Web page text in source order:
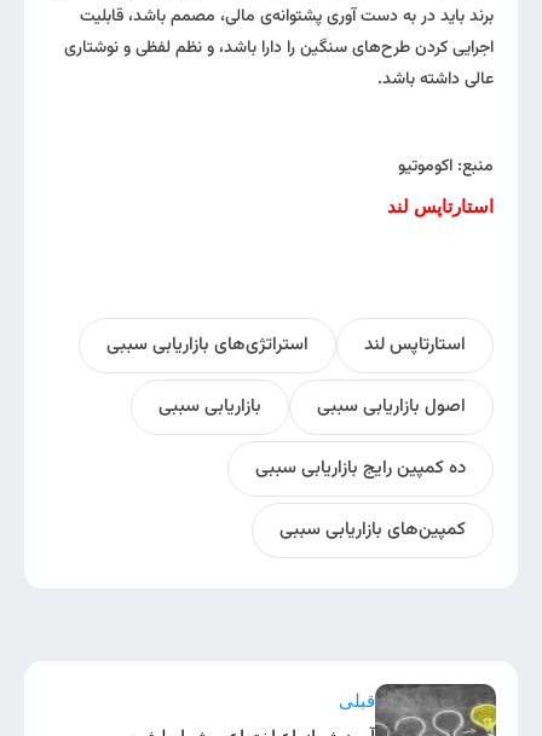
برند باید در به‌ دست آوری پشتوانه‌ی مالی، مصمم باشد، قابلیت
اجرایی کردن طرح‌های سنگین را دارا باشد، و نظم لفظی و نوشتاری
عالی داشته باشد.
منبع: اکوموتیو
استارتاپس لند
استارتاپس لند استراتژی‌های بازاریابی سببی
اصول بازاریابی سببی بازاریابی سببی
ده کمپین رایج بازاریابی سببی
کمپین‌های بازاریابی سببی
قبلی